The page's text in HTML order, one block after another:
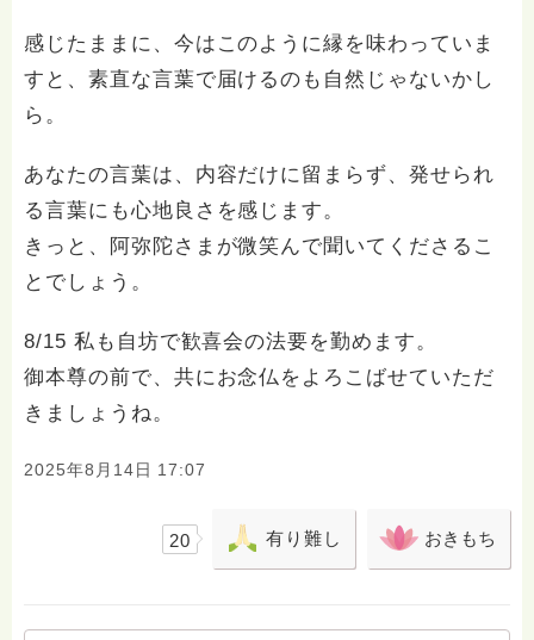
感じたままに、今はこのように縁を味わっていま
すと、素直な言葉で届けるのも自然じゃないかし
ら。
あなたの言葉は、内容だけに留まらず、発せられ
る言葉にも心地良さを感じます。
きっと、阿弥陀さまが微笑んで聞いてくださるこ
とでしょう。
8/15 私も自坊で歓喜会の法要を勤めます。
御本尊の前で、共にお念仏をよろこばせていただ
きましょうね。
2025年8月14日 17:07
20 有り難し おきもち